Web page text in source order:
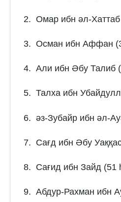
2. Омар ибн әл-Хаттаб
3. Осман ибн Аффан
4. Али ибн Әбу Талиб
5. Талха ибн
6. әз-Зубайр ибн әл-
7. Сағд ибн Әбу
8. Сағид ибн Зайд (51
9. Абдур-Рахман ибн